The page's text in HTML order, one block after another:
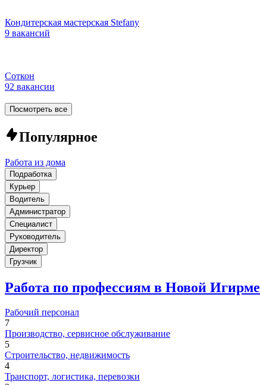
Кондитерская мастерская Stefany
9 вакансий
Соткон
92 вакансии
Посмотреть все
Популярное
Работа из дома
Подработка
Курьер
Водитель
Администратор
Специалист
Руководитель
Директор
Грузчик
Работа по профессиям в Новой Игирме
Рабочий персонал
7
Производство, сервисное обслуживание
5
Строительство, недвижимость
4
Транспорт, логистика, перевозки